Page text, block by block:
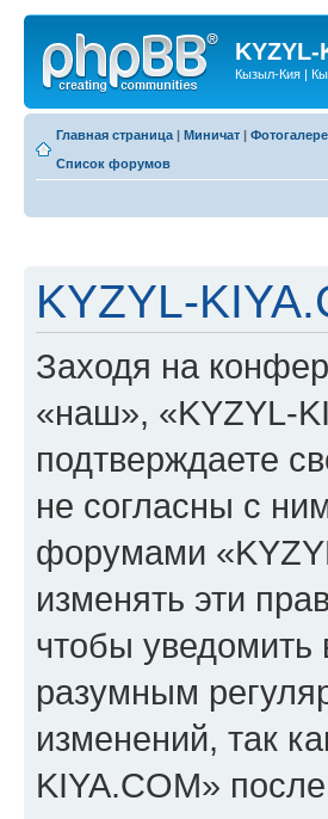
KYZYL-
Кызыл-Кия |
Главная страница | Миничат |
Список форумов
KYZYL-
Заходя на
«наш», «KYZYL-
подтверждаете
не согласны с
форумами
изменять эти
чтобы
разумным
изменений, так
KIYA.COM»